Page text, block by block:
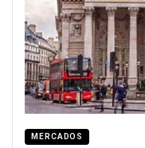
MERCADOS